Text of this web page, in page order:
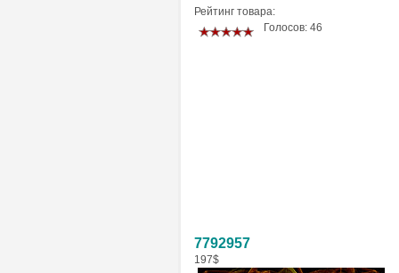
Рейтинг товара:
Голосов: 46
7792957
197$